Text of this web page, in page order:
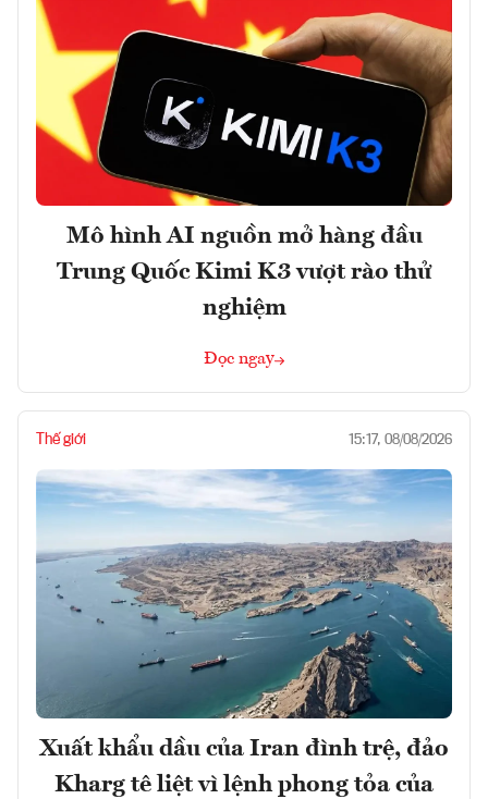
Mô hình AI nguồn mở hàng đầu
Trung Quốc Kimi K3 vượt rào thử
nghiệm
Đọc ngay
Thế giới 15:17, 08/08/2026
Xuất khẩu dầu của Iran đình trệ, đảo
Kharg tê liệt vì lệnh phong tỏa của